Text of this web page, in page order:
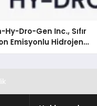
Hy-Dro-Gen Inc., Sıfır
Emisyonlu Hidrojen
Teknolojisinde ISO ve